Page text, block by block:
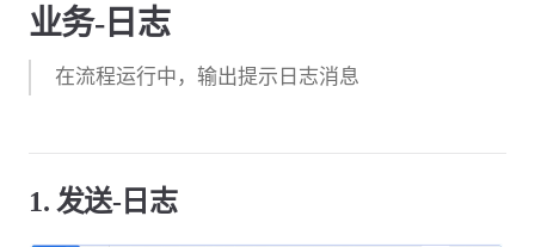
业务-日志
在流程运行中，输出提示日志消息
1. 发送-日志